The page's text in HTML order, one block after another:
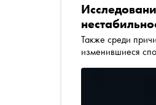
Также среди
изменившиеся